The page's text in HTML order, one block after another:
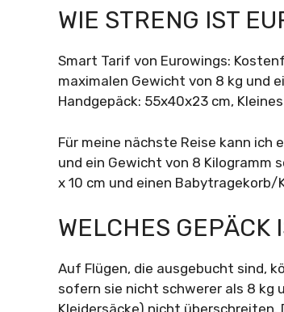
WIE STRENG IST
Smart Tarif von Eurowings:
maximalen Gewicht von 8 kg und
Handgepäck: 55x40x23 cm,
Für meine nächste Reise kann ich
und ein Gewicht von 8 Kilogramm
x 10 cm und einen
WELCHES GEPÄCK
Auf Flügen, die ausgebucht sind,
sofern sie nicht schwerer als 8 kg
Kleidersäcke) nicht